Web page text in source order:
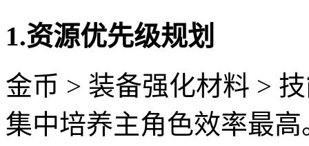
1.资源优先级规划
金币 > 装备强化材料 >
集中培养主角色效率最高